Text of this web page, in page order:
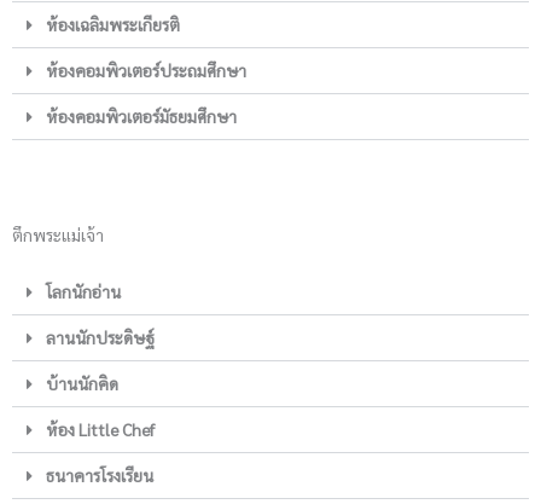
ห้องเฉลิมพระเกียรติ
ห้องคอมพิวเตอร์ประถมศึกษา
ห้องคอมพิวเตอร์มัธยมศึกษา
ตึกพระแม่เจ้า
โลกนักอ่าน
ลานนักประดิษฐ์
บ้านนักคิด
ห้อง Little Chef
ธนาคารโรงเรียน